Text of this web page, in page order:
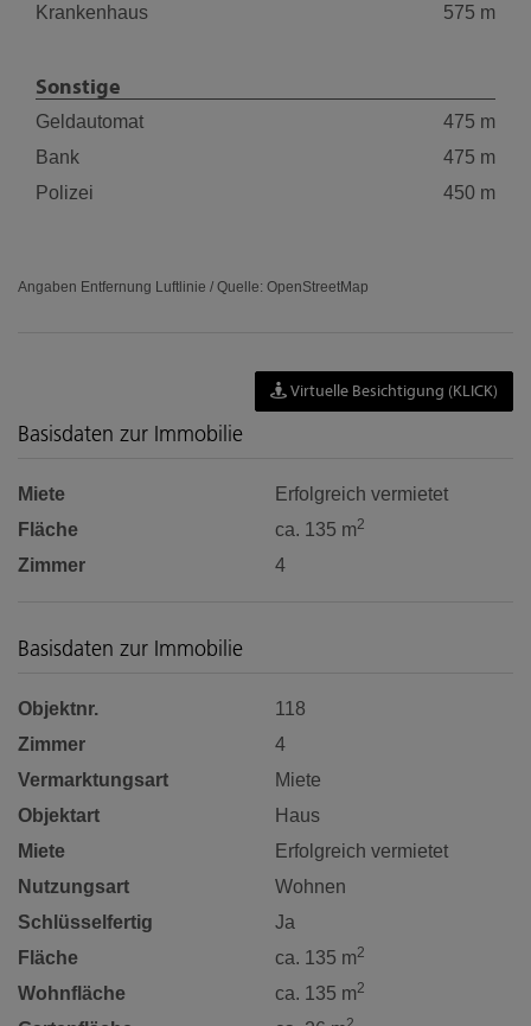
Krankenhaus
575 m
Sonstige
Geldautomat
475 m
Bank
475 m
Polizei
450 m
Angaben Entfernung Luftlinie / Quelle: OpenStreetMap
Virtuelle Besichtigung (KLICK)
Basisdaten zur Immobilie
Miete
Erfolgreich vermietet
Fläche
ca. 135 m2
Zimmer 4
Basisdaten zur Immobilie
Objektnr.
118
Zimmer
4
Vermarktungsart
Miete
Objektart
Haus
Miete
Erfolgreich vermietet
Nutzungsart
Wohnen
Schlüsselfertig
Ja
Fläche
ca. 135 m2
Wohnfläche ca. 135 m2